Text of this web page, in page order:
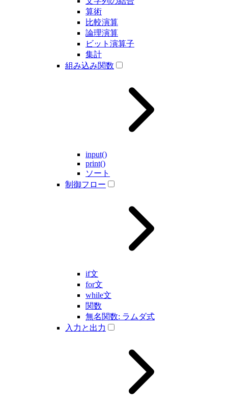
算術
比較演算
論理演算
ビット演算子
集計
組み込み関数
input()
print()
ソート
制御フロー
if文
for文
while文
関数
無名関数: ラムダ式
入力と出力